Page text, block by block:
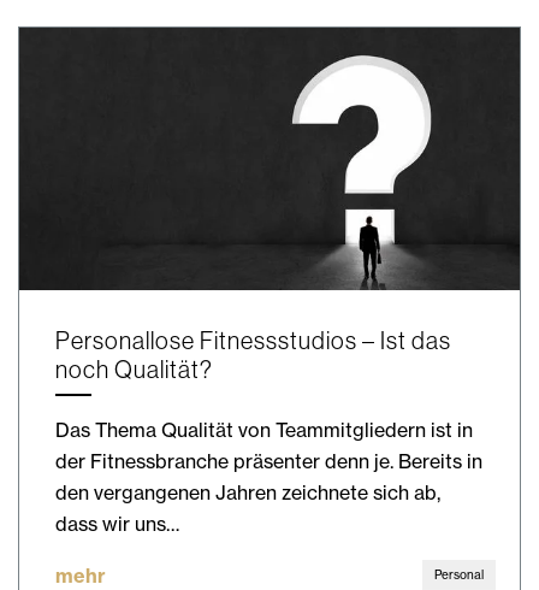
Personallose Fitnessstudios – Ist das
noch Qualität?
Das Thema Qualität von Teammitgliedern ist in
der Fitnessbranche präsenter denn je. Bereits in
den vergangenen Jahren zeichnete sich ab,
dass wir uns…
mehr Personal